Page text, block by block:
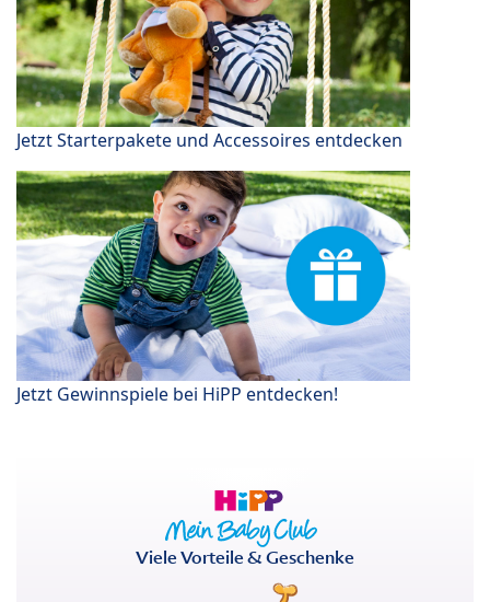
Jetzt Starterpakete und Accessoires entdecken
Jetzt Gewinnspiele bei HiPP entdecken!
Viele Vorteile & Geschenke